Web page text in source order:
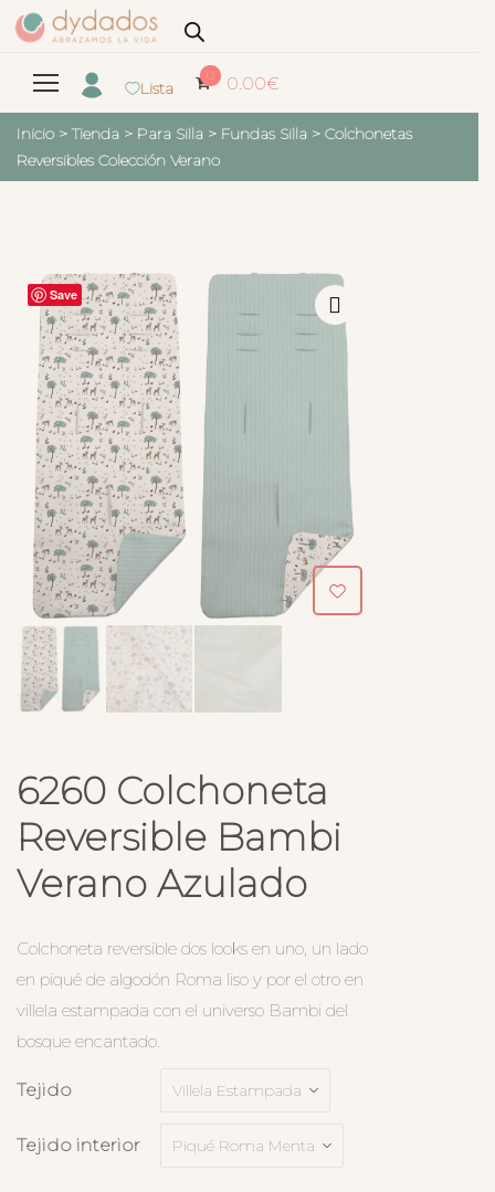
Lista
0 0.00€
Inicio > Tienda > Para Silla > Fundas Silla > Colchonetas
Reversibles Colección Verano
Save
6260 Colchoneta
Reversible Bambi
Verano Azulado
Colchoneta reversible dos looks en uno, un lado
en piqué de algodón Roma liso y por el otro en
villela estampada con el universo Bambi del
bosque encantado.
Tejido
Tejido interior